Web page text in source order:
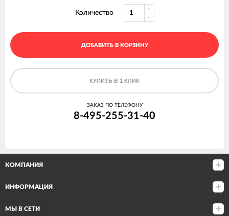
Количество
ДОБАВИТЬ В КОРЗИНУ
КУПИТЬ В 1 КЛИК
ЗАКАЗ ПО ТЕЛЕФОНУ
8-495-255-31-40
КОМПАНИЯ
ИНФОРМАЦИЯ
МЫ В СЕТИ